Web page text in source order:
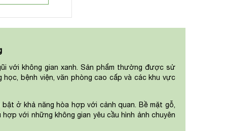
với không gian xanh. Sản phẩm thường được sử
bệnh viện, văn phòng cao cấp và các khu vực
ở khả năng hòa hợp với cảnh quan. Bề mặt gỗ,
với những không gian yêu cầu hình ảnh chuyên